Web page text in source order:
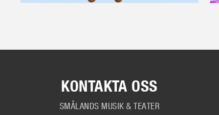
KONTAKTA OSS
SMÅLANDS MUSIK & TEATER